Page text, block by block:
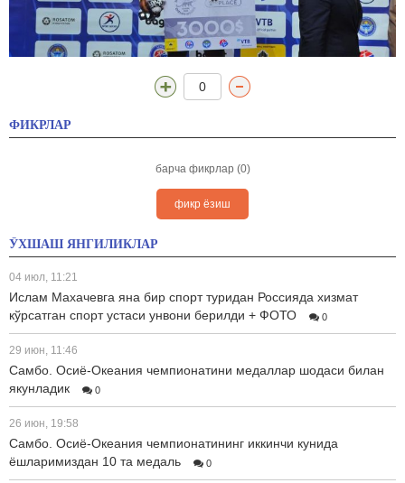
0
ФИКРЛАР
барча фикрлар (0)
фикр ёзиш
ЎХШАШ ЯНГИЛИКЛАР
04 июл, 11:21
Ислам Махачевга яна бир спорт туридан Россияда хизмат
кўрсатган спорт устаси унвони берилди + ФОТО
0
29 июн, 11:46
Самбо. Осиё-Океания чемпионатини медаллар шодаси билан
якунладик
0
26 июн, 19:58
Самбо. Осиё-Океания чемпионатининг иккинчи кунида
ёшларимиздан 10 та медаль
0